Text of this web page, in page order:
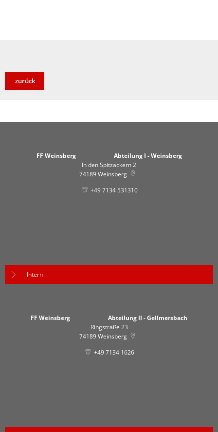
zurück
FF Weinsberg Abteilung I - Weinsberg
In den Spitzäckern 2
74189Weinsberg
+49 7134 531310
Intern
FF Weinsberg Abteilung II - Gellmersbach
Ringstraße 23
74189Weinsberg
+49 7134 1626